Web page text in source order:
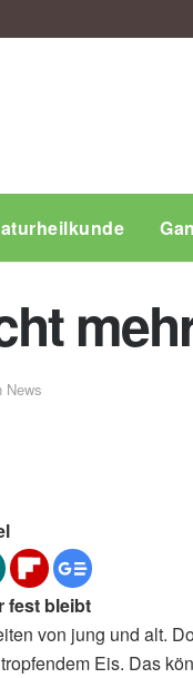
News
fest bleibt
von jung und alt.
Eis. Das